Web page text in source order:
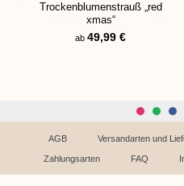
Trockenblumenstrauß „red
xmas“
ab 49,99 €
AGB Versandarten und
Zahlungsarten FAQ